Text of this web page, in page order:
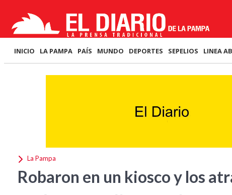
INICIO LA PAMPA PAÍS MUNDO DEPORTES SEPELIOS LINEA
La Pampa
Robaron en un kiosco y los